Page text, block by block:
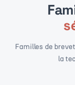
Familles de
la